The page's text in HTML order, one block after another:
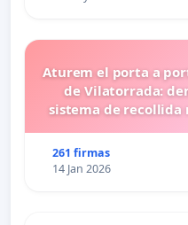
Aturem el porta a
de Vilatorrada:
sistema de recollida
261 firmas
14 Jan 2026